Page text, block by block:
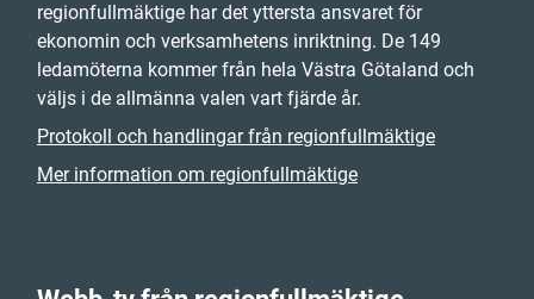
regionfullmäktige har det yttersta ansvaret för
ekonomin och verksamhetens inriktning. De 149
ledamöterna kommer från hela Västra Götaland och
väljs i de allmänna valen vart fjärde år.
Protokoll och handlingar från regionfullmäktige
Mer information om regionfullmäktige